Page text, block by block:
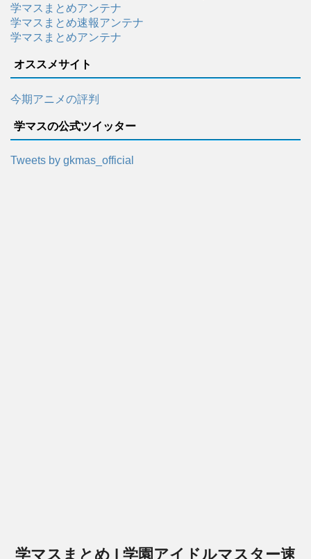
学マスまとめアンテナ
学マスまとめ速報アンテナ
学マスまとめアンテナ
オススメサイト
今期アニメの評判
学マスの公式ツイッター
Tweets by gkmas_official
学マスまとめ | 学園アイドルマスター速